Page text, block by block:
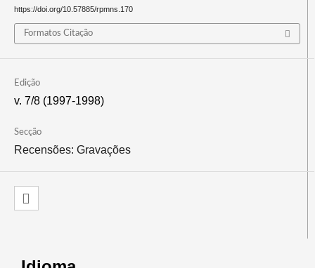
https://doi.org/10.57885/rpmns.170
Formatos Citação
Edição
v. 7/8 (1997-1998)
Secção
Recensões: Gravações